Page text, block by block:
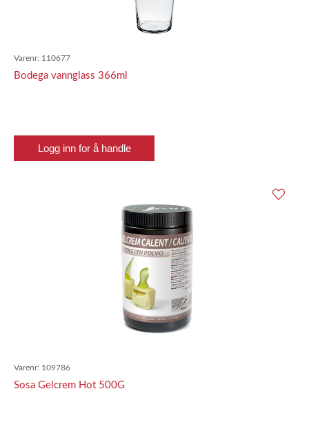
Varenr: 110677
Bodega vannglass 366ml
Logg inn for å handle
Varenr: 109786
Sosa Gelcrem Hot 500G